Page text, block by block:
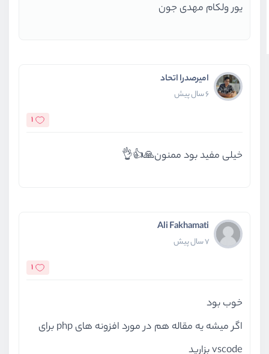
یور ولکام مهدی جون
امیرصدرا اتحاد
6 سال پیش
1
خیلی مفید بود ممنون🙏👍👌
Ali Fakhamati
7 سال پیش
1
خوب بود
اگر میشه یه مقاله هم در مورد افزونه های php برای
vscode بزارید